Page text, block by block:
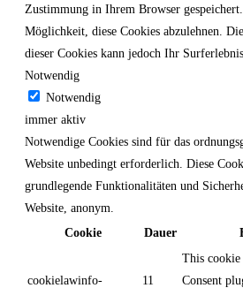
Zustimmung in Ihrem Browser
Möglichkeit, diese Cookies abzulehnen.
dieser Cookies kann jedoch Ihr
Notwendig
Notwendig
immer aktiv
Notwendige Cookies sind für das
Website unbedingt erforderlich. Diese
grundlegende Funktionalitäten und
Website, anonym.
Cookie
Dauer
cookielawinfo-
11
This cookie
Consent